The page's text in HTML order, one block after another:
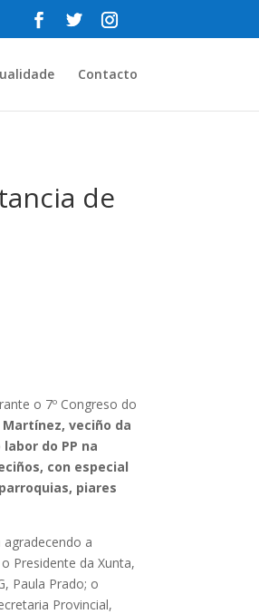
Contacto
de
o 7º Congreso do
Martínez, veciño da
do PP na
con especial
piares
a
Presidente da Xunta,
Paula Prado; o
Provincial,